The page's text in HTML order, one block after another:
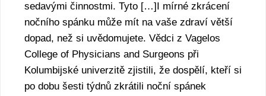
sedavými činnostmi. Tyto […]I mírné zkrácení
nočního spánku může mít na vaše zdraví větší
dopad, než si uvědomujete. Vědci z Vagelos
College of Physicians and Surgeons při
Kolumbijské univerzitě zjistili, že dospělí, kteří si
po dobu šesti týdnů zkrátili noční spánek